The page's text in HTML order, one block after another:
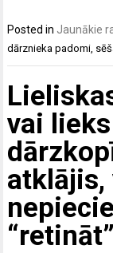
Posted in Jaunākie
dārznieka padomi,
vai
atklājis,
“retināt”